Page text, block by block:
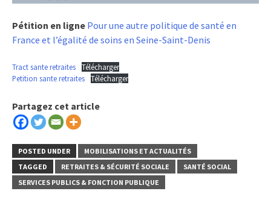
Pétition en ligne Pour une autre politique de santé en
France et l’égalité de soins en Seine-Saint-Denis
Tract sante retraites
Télécharger
Petition sante retraites
Télécharger
Partagez cet article
POSTED UNDER
MOBILISATIONS ET ACTUALITÉS
TAGGED
RETRAITES & SÉCURITÉ SOCIALE
SANTÉ SOCIAL
SERVICES PUBLICS & FONCTION PUBLIQUE